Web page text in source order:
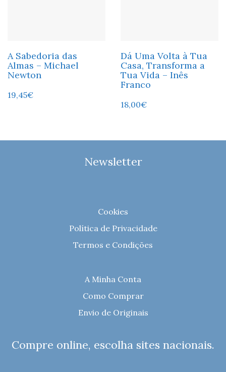
A Sabedoria das
Almas – Michael
Newton
19,45€
Dá Uma Volta à Tua
Casa, Transforma a
Tua Vida – Inês
Franco
18,00€
Newsletter
Cookies
Política de Privacidade
Termos e Condições
A Minha Conta
Como Comprar
Envio de Originais
Compre online, escolha sites nacionais.